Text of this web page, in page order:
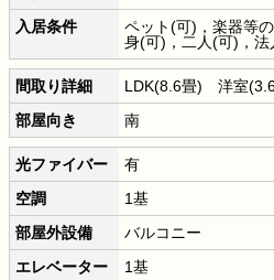
入居条件
ペット(可)，楽器等
身(可)，二人(可)，法
間取り詳細
LDK(8.6畳) 洋室
部屋向き
南
光ファイバー
有
空調
1基
部屋外設備
バルコニー
エレベーター
1基